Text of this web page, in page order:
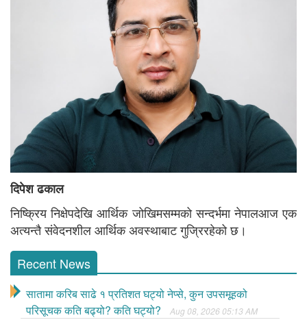
दिपेश ढकाल
निष्क्रिय निक्षेपदेखि आर्थिक जोखिमसम्मको सन्दर्भमा नेपालआज एक
अत्यन्तै संवेदनशील आर्थिक अवस्थाबाट गुज्रिरहेको छ।
Recent News
सातामा करिब साढे १ प्रतिशत घट्यो नेप्से, कुन उपसमूहको
परिसूचक कति बढ्यो? कति घट्यो?
Aug 08, 2026 05:13 AM